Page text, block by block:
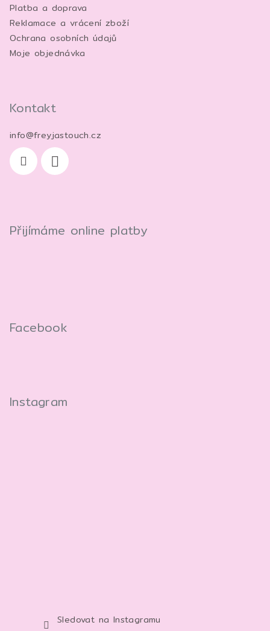
Platba a doprava
Reklamace a vrácení zboží
Ochrana osobních údajů
Moje objednávka
Kontakt
info@freyjastouch.cz
Přijímáme online platby
Facebook
Instagram
Sledovat na Instagramu